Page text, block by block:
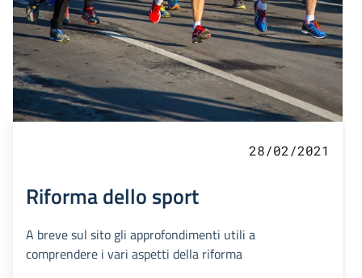
28/02/2021
Riforma dello sport
A breve sul sito gli approfondimenti utili a
comprendere i vari aspetti della riforma